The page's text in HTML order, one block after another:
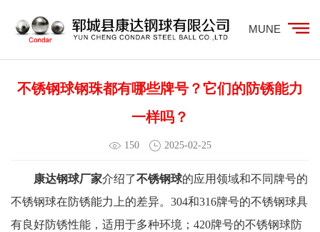
MUNE
不锈钢球钢珠都有哪些牌号？它们的防锈能力
一样吗？
150 2025-02-25
康达钢球厂家介绍了不锈钢球的应用领域和不同牌号的
不锈钢球在防锈能力上的差异。304和316牌号的不锈钢球具
有良好防锈性能，适用于多种环境；420牌号的不锈钢球防